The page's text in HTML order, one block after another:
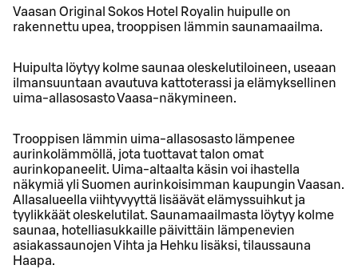
Vaasan Original Sokos Hotel Royalin huipulle on
rakennettu upea, trooppisen lämmin saunamaailma.
Huipulta löytyy kolme saunaa oleskelutiloineen, useaan
ilmansuuntaan avautuva kattoterassi ja elämyksellinen
uima-allasosasto Vaasa-näkymineen.
Trooppisen lämmin uima-allasosasto lämpenee
aurinkolämmöllä, jota tuottavat talon omat
aurinkopaneelit. Uima-altaalta käsin voi ihastella
näkymiä yli Suomen aurinkoisimman kaupungin Vaasan.
Allasalueella viihtyvyyttä lisäävät elämyssuihkut ja
tyylikkäät oleskelutilat. Saunamaailmasta löytyy kolme
saunaa, hotelliasukkaille päivittäin lämpenevien
asiakassaunojen Vihta ja Hehku lisäksi, tilaussauna
Haapa.